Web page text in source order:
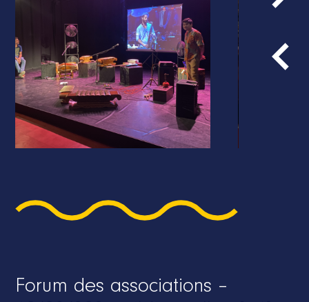
Forum des associations –